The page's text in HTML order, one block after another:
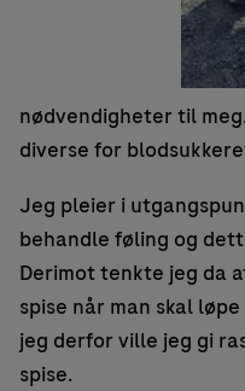
nødvendigheter til
diverse for
Jeg pleier i
behandle føling og
Derimot tenkte jeg da
spise når man skal
jeg derfor ville jeg gi
spise.